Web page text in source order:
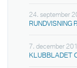
24. september
RUNDVISNING
7. december
KLUBBLADET